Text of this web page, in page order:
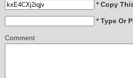
* Copy
* Type Or
Comment